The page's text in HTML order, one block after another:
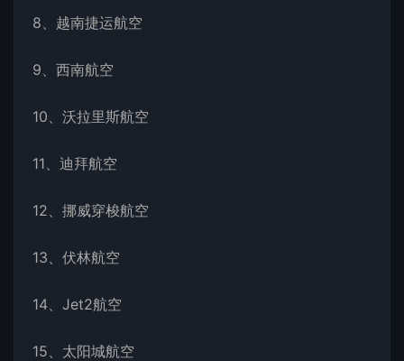
8、越南捷运航空
9、西南航空
10、沃拉里斯航空
11、迪拜航空
12、挪威穿梭航空
13、伏林航空
14、Jet2航空
15、太阳城航空